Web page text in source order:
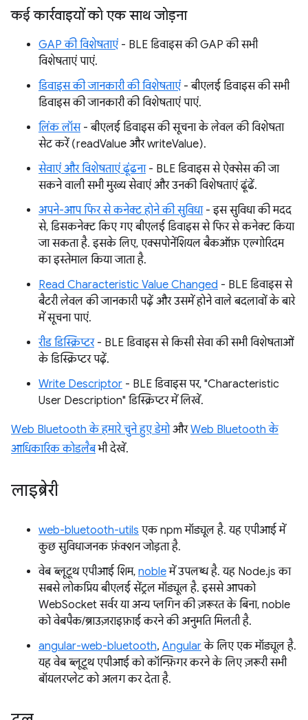
कई कार्रवाइयों को एक साथ जोड़ना
GAP की विशेषताएं- BLE डिवाइस की GAP की सभी
विशेषताएं पाएं.
डिवाइस की जानकारी की विशेषताएं- बीएलई डिवाइस की सभी
डिवाइस की जानकारी की विशेषताएं पाएं.
लिंक लॉस- बीएलई डिवाइस की सूचना के लेवल की विशेषता
सेट करें (readValue और writeValue).
सेवाएं और विशेषताएं ढूंढना- BLE डिवाइस से ऐक्सेस की जा
सकने वाली सभी मुख्य सेवाएं और उनकी विशेषताएं ढूंढें.
अपने-आप फिर से कनेक्ट होने की सुविधा- इस सुविधा की मदद
से, डिसकनेक्ट किए गए बीएलई डिवाइस से फिर से कनेक्ट किया
जा सकता है. इसके लिए, एक्सपोनेंशियल बैकऑफ़ एल्गोरिदम
का इस्तेमाल किया जाता है.
Read Characteristic Value Changed - BLE डिवाइस से
बैटरी लेवल की जानकारी पढ़ें और उसमें होने वाले बदलावों के बारे
में सूचना पाएं.
रीड डिस्क्रिप्टर- BLE डिवाइस से किसी सेवा की सभी विशेषताओं
के डिस्क्रिप्टर पढ़ें.
Write Descriptor - BLE डिवाइस पर, "Characteristic
User Description" डिस्क्रिप्टर में लिखें.
Web Bluetooth के हमारे चुने हुए डेमोऔरWeb Bluetooth के
आधिकारिक कोडलैबभी देखें.
लाइब्रेरी
web-bluetooth-utils एक npm मॉड्यूल है. यह एपीआई में
कुछ सुविधाजनक फ़ंक्शन जोड़ता है.
वेब ब्लूटूथ एपीआई शिम, nobleमें उपलब्ध है. यह Node.js का
सबसे लोकप्रिय बीएलई सेंट्रल मॉड्यूल है. इससे आपको
WebSocket सर्वर या अन्य प्लगिन की ज़रूरत के बिना, noble
को वेबपैक/ब्राउज़राइफ़ाई करने की अनुमति मिलती है.
angular-web-bluetooth, Angularके लिए एक मॉड्यूल है.
यह वेब ब्लूटूथ एपीआई को कॉन्फ़िगर करने के लिए ज़रूरी सभी
बॉयलरप्लेट को अलग कर देता है.